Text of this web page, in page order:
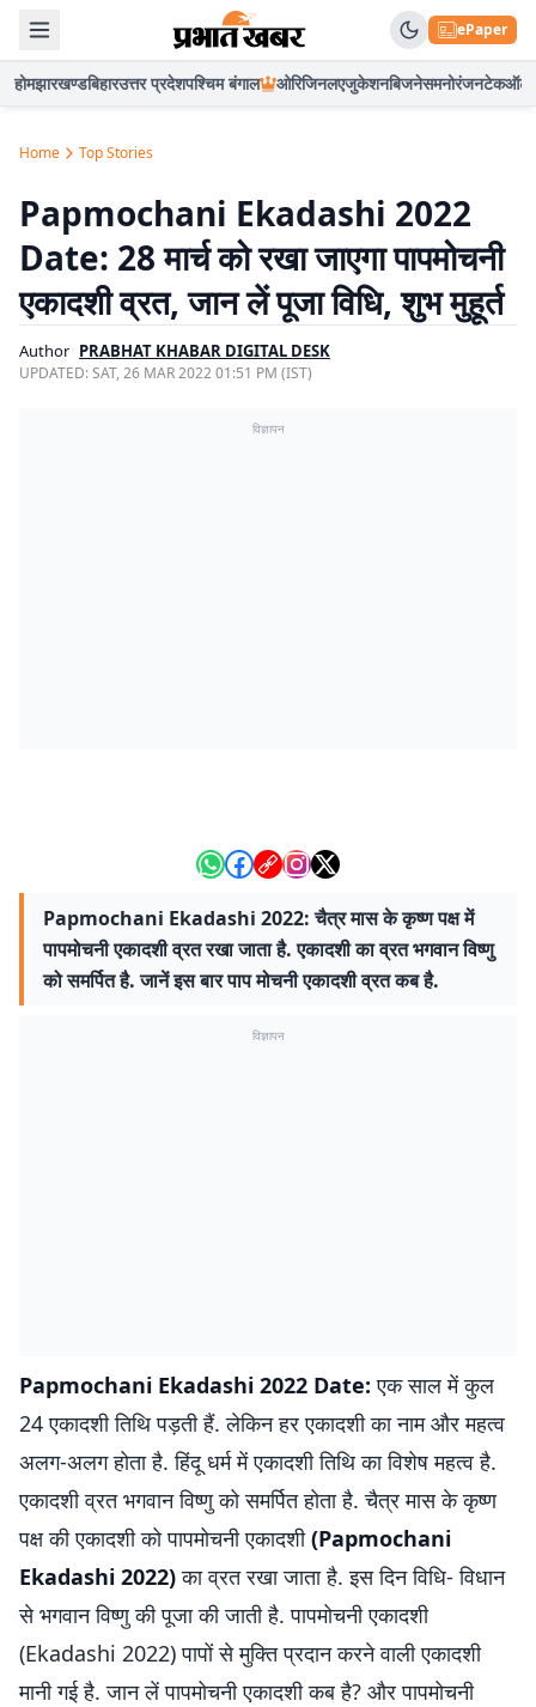
ePaper
होमझारखण्डबिहारउत्तर प्रदेशपश्चिम बंगाल ओरिजिनलएजुकेशनबिजनेसमनोरंजनटेकऑटो
Home Top Stories
Papmochani Ekadashi 2022
Date: 28 मार्च को रखा जाएगा पापमोचनी
एकादशी व्रत, जान लें पूजा विधि, शुभ मुहूर्त
Author PRABHAT KHABAR DIGITAL DESK
UPDATED:SAT, 26 MAR 2022 01:51 PM (IST)
विज्ञापन
Papmochani Ekadashi 2022: चैत्र मास के कृष्ण पक्ष में
पापमोचनी एकादशी व्रत रखा जाता है. एकादशी का व्रत भगवान विष्णु
को समर्पित है. जानें इस बार पाप मोचनी एकादशी व्रत कब है.
विज्ञापन
Papmochani Ekadashi 2022 Date: एक साल में कुल
24 एकादशी तिथि पड़ती हैं. लेकिन हर एकादशी का नाम और महत्व
अलग-अलग होता है. हिंदू धर्म में एकादशी तिथि का विशेष महत्व है.
एकादशी व्रत भगवान विष्णु को समर्पित होता है. चैत्र मास के कृष्ण
पक्ष की एकादशी को पापमोचनी एकादशी(Papmochani
Ekadashi 2022)का व्रत रखा जाता है. इस दिन विधि- विधान
से भगवान विष्णु की पूजा की जाती है. पापमोचनी एकादशी
(Ekadashi 2022) पापों से मुक्ति प्रदान करने वाली एकादशी
मानी गई है. जान लें पापमोचनी एकादशी कब है? और पापमोचनी